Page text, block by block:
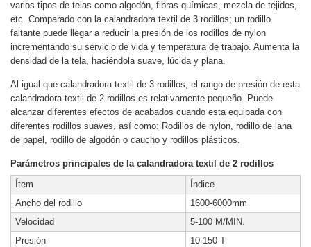
varios tipos de telas como algodón, fibras químicas, mezcla de tejidos,
etc. Comparado con la calandradora textil de 3 rodillos; un rodillo
faltante puede llegar a reducir la presión de los rodillos de nylon
incrementando su servicio de vida y temperatura de trabajo. Aumenta la
densidad de la tela, haciéndola suave, lúcida y plana.
Al igual que calandradora textil de 3 rodillos, el rango de presión de esta
calandradora textil de 2 rodillos es relativamente pequeño. Puede
alcanzar diferentes efectos de acabados cuando esta equipada con
diferentes rodillos suaves, así como: Rodillos de nylon, rodillo de lana
de papel, rodillo de algodón o caucho y rodillos plásticos.
Parámetros principales de la calandradora textil de 2 rodillos
Ítem
Índice
Ancho del rodillo
1600-6000mm
Velocidad
5-100 M/MIN.
Presión
10-150 T